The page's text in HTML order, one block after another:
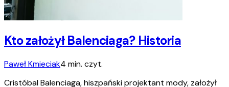
Kto założył Balenciaga? Historia
Paweł Kmieciak4 min. czyt.
Cristóbal Balenciaga, hiszpański projektant mody, założył